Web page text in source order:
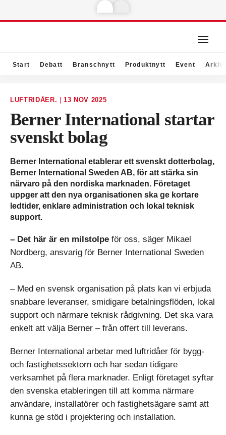
Start Debatt Branschnytt Produktnytt Event Arkiv
LUFTRIDÅER. 13 NOV 2025
Berner International startar
svenskt bolag
Berner International etablerar ett svenskt dotterbolag,
Berner International Sweden AB, för att stärka sin
närvaro på den nordiska marknaden. Företaget
uppger att den nya organisationen ska ge kortare
ledtider, enklare administration och lokal teknisk
support.
– Det här är en milstolpe för oss, säger Mikael
Nordberg, ansvarig för Berner International Sweden
AB.
– Med en svensk organisation på plats kan vi erbjuda
snabbare leveranser, smidigare betalningsflöden, lokal
support och närmare teknisk rådgivning. Det ska vara
enkelt att välja Berner – från offert till leverans.
Berner International arbetar med luftridåer för bygg-
och fastighetssektorn och har sedan tidigare
verksamhet på flera marknader. Enligt företaget syftar
den svenska etableringen till att komma närmare
användare, installatörer och fastighetsägare samt att
kunna ge stöd i projektering och installation.